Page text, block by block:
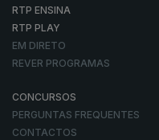
RTP ENSINA
RTP PLAY
EM DIRETO
REVER PROGRAMAS
CONCURSOS
PERGUNTAS FREQUENTES
CONTACTOS